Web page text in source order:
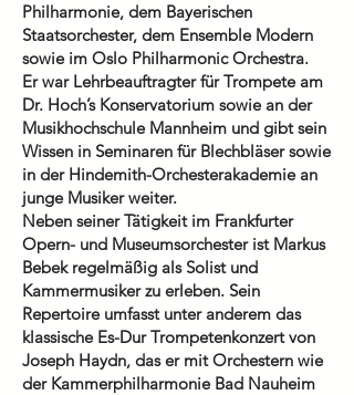
Philharmonie, dem Bayerischen
Staatsorchester, dem Ensemble Modern
sowie im Oslo Philharmonic Orchestra.
Er war Lehrbeauftragter für Trompete am
Dr. Hoch’s Konservatorium sowie an der
Musikhochschule Mannheim und gibt sein
Wissen in Seminaren für Blechbläser sowie
in der Hindemith-Orchesterakademie an
junge Musiker weiter.
Neben seiner Tätigkeit im Frankfurter
Opern- und Museumsorchester ist Markus
Bebek regelmäßig als Solist und
Kammermusiker zu erleben. Sein
Repertoire umfasst unter anderem das
klassische Es-Dur Trompetenkonzert von
Joseph Haydn, das er mit Orchestern wie
der Kammerphilharmonie Bad Nauheim